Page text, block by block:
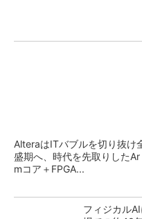
AlteraはITバブルを切り抜け
盛期へ、時代を先取りしたAr
mコア＋FPGA...
フィジカル